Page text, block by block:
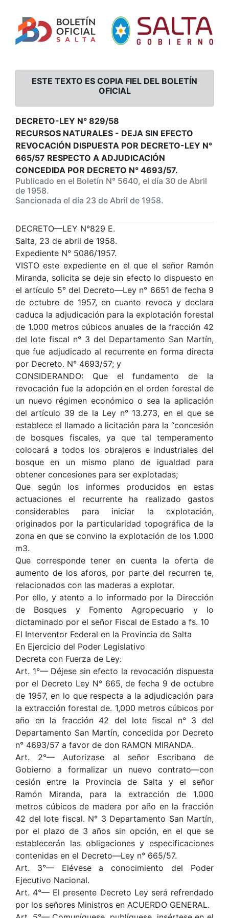
ESTE TEXTO ES COPIA FIEL DEL BOLETÍN
OFICIAL
DECRETO-LEY N° 829/58
RECURSOS NATURALES - DEJA SIN EFECTO
REVOCACIÓN DISPUESTA POR DECRETO-LEY N°
665/57 RESPECTO A ADJUDICACIÓN
CONCEDIDA POR DECRETO N° 4693/57.
Publicado en el Boletín N° 5640, el día 30 de Abril
de 1958.
Sancionada el día 23 de Abril de 1958.
DECRETO—LEY N°829 E.
Salta, 23 de abril de 1958.
Expediente N° 5086/1957.
VISTO este expediente en el que el señor Ramón
Miranda, solicita se deje sin efecto lo dispuesto en
el artículo 5° del Decreto—Ley n° 6651 de fecha 9
de octubre de 1957, en cuanto revoca y declara
caduca la adjudicación para la explotación forestal
de 1.000 metros cúbicos anuales de la fracción 42
del lote fiscal n° 3 del Departamento San Martín,
que fue adjudicado al recurrente en forma directa
por Decreto. N° 4693/57; y
CONSIDERANDO: Que el fundamento de la
revocación fue la adopción en el orden forestal de
un nuevo régimen económico o sea la aplicación
del artículo 39 de la Ley n° 13.273, en el que se
establece el llamado a licitación para la “concesión
de bosques fiscales, ya que tal temperamento
colocará a todos los obrajeros e industriales del
bosque en un mismo plano de igualdad para
obtener concesiones para ser explotadas;
Que según los informes producidos en estas
actuaciones el recurrente ha realizado gastos
considerables para iniciar la explotación,
originados por la particularidad topográfica de la
zona en que se convino la explotación de los 1.000
m3.
Que corresponde tener en cuenta la oferta de
aumento de los aforos, por parte del recurren te,
relacionados con las maderas a explotar.
Por ello, y atento a lo informado por la Dirección
de Bosques y Fomento Agropecuario y lo
dictaminado por el señor Fiscal de Estado a fs. 10
El Interventor Federal en la Provincia de Salta
En Ejercicio del Poder Legislativo
Decreta con Fuerza de Ley:
Art. 1°— Déjese sin efecto la revocación dispuesta
por el Decreto Ley N° 665, de fecha 9 de octubre
de 1957, en lo que respecta a la adjudicación para
la extracción forestal de. 1,000 metros cúbicos por
año en la fracción 42 del lote fiscal n° 3 del
Departamento San Martín, concedida por Decreto
n° 4693/57 a favor de don RAMON MIRANDA.
Art. 2°— Autorizase al señor Escribano de
Gobierno a formalizar un nuevo contrato—con
cesión entre la Provincia de Salta y el señor
Ramón Miranda, para la extracción de 1.000
metros cúbicos de madera por año en la fracción
42 del lote fiscal. N° 3 Departamento San Martín,
por el plazo de 3 años sin opción, en el que se
establecerán las obligaciones y especificaciones
contenidas en el Decreto—Ley n° 665/57.
Art. 3°— Elévese a conocimiento del Poder
Ejecutivo Nacional.
Art. 4°— El presente Decreto Ley será refrendado
por los señores Ministros en ACUERDO GENERAL.